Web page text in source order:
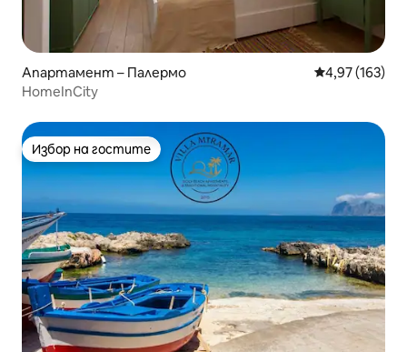
Апартамент – Палермо Средна
4,97 (163)
HomeInCity
Избор на гостите
Избор на гостите